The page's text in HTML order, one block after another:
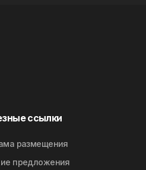
ссылки
размещения
предложения